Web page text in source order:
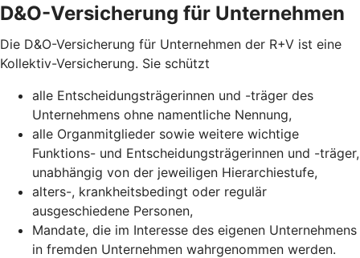
D&O-Versicherung für Unternehmen
Die D&O-Versicherung für Unternehmen der R+V ist eine
Kollektiv-Versicherung. Sie schützt
alle Entscheidungsträgerinnen und -träger des
Unternehmens ohne namentliche Nennung,
alle Organmitglieder sowie weitere wichtige
Funktions- und Entscheidungsträgerinnen und -träger,
unabhängig von der jeweiligen Hierarchiestufe,
alters-, krankheitsbedingt oder regulär
ausgeschiedene Personen,
Mandate, die im Interesse des eigenen Unternehmens
in fremden Unternehmen wahrgenommen werden.